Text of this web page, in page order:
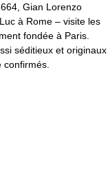
Gian Lorenzo
à Rome – visite les
fondée à Paris.
séditieux et originaux